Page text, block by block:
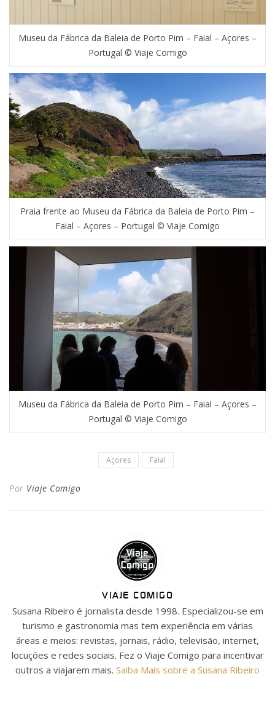
Museu da Fábrica da Baleia de Porto Pim – Faial – Açores –
Portugal © Viaje Comigo
Praia frente ao Museu da Fábrica da Baleia de Porto Pim –
Faial – Açores – Portugal © Viaje Comigo
Museu da Fábrica da Baleia de Porto Pim – Faial – Açores –
Portugal © Viaje Comigo
Açores Faial
Por Viaje Comigo
VIAJE COMIGO
Susana Ribeiro é jornalista desde 1998. Especializou-se em
turismo e gastronomia mas tem experiência em várias
áreas e meios: revistas, jornais, rádio, televisão, internet,
locuções e redes sociais. Fez o Viaje Comigo para incentivar
outros a viajarem mais. Saiba Mais sobre a Susana Ribeiro